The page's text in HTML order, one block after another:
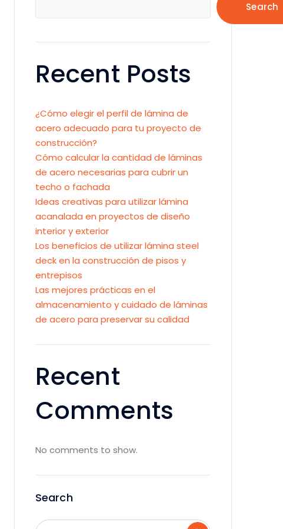
Search
Recent Posts
¿Cómo elegir el perfil de lámina de
acero adecuado para tu proyecto de
construcción?
Cómo calcular la cantidad de láminas
de acero necesarias para cubrir un
techo o fachada
Ideas creativas para utilizar lámina
acanalada en proyectos de diseño
interior y exterior
Los beneficios de utilizar lámina steel
deck en la construcción de pisos y
entrepisos
Las mejores prácticas en el
almacenamiento y cuidado de láminas
de acero para preservar su calidad
Recent
Comments
No comments to show.
Search